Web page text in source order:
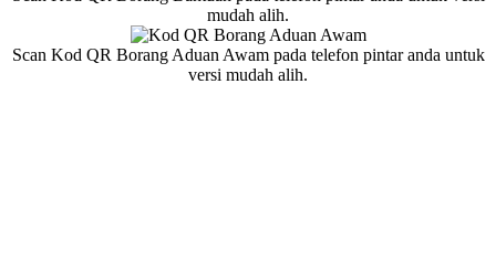
mudah alih.
Scan Kod QR Borang Aduan Awam pada telefon pintar anda untuk
versi mudah alih.